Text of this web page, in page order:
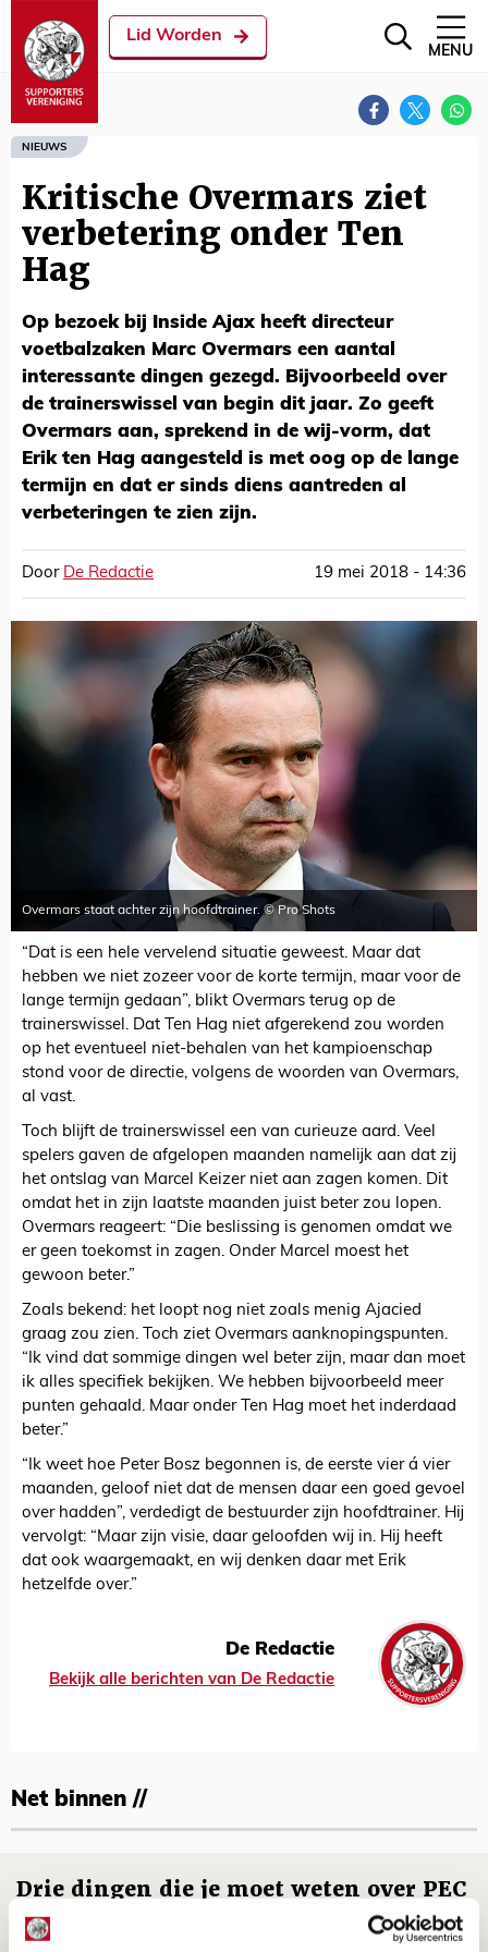
Lid Worden
MENU
NIEUWS
Kritische Overmars ziet
verbetering onder Ten
Hag
Op bezoek bij Inside Ajax heeft directeur
voetbalzaken Marc Overmars een aantal
interessante dingen gezegd. Bijvoorbeeld over
de trainerswissel van begin dit jaar. Zo geeft
Overmars aan, sprekend in de wij-vorm, dat
Erik ten Hag aangesteld is met oog op de lange
termijn en dat er sinds diens aantreden al
verbeteringen te zien zijn.
Door De Redactie 19 mei 2018 - 14:36
Overmars staat achter zijn hoofdtrainer. © Pro Shots
“Dat is een hele vervelend situatie geweest. Maar dat
hebben we niet zozeer voor de korte termijn, maar voor de
lange termijn gedaan”, blikt Overmars terug op de
trainerswissel. Dat Ten Hag niet afgerekend zou worden
op het eventueel niet-behalen van het kampioenschap
stond voor de directie, volgens de woorden van Overmars,
al vast.
Toch blijft de trainerswissel een van curieuze aard. Veel
spelers gaven de afgelopen maanden namelijk aan dat zij
het ontslag van Marcel Keizer niet aan zagen komen. Dit
omdat het in zijn laatste maanden juist beter zou lopen.
Overmars reageert: “Die beslissing is genomen omdat we
er geen toekomst in zagen. Onder Marcel moest het
gewoon beter.”
Zoals bekend: het loopt nog niet zoals menig Ajacied
graag zou zien. Toch ziet Overmars aanknopingspunten.
“Ik vind dat sommige dingen wel beter zijn, maar dan moet
ik alles specifiek bekijken. We hebben bijvoorbeeld meer
punten gehaald. Maar onder Ten Hag moet het inderdaad
beter.”
“Ik weet hoe Peter Bosz begonnen is, de eerste vier á vier
maanden, geloof niet dat de mensen daar een goed gevoel
over hadden”, verdedigt de bestuurder zijn hoofdtrainer. Hij
vervolgt: “Maar zijn visie, daar geloofden wij in. Hij heeft
dat ook waargemaakt, en wij denken daar met Erik
hetzelfde over.”
De Redactie
Bekijk alle berichten van De Redactie
Net binnen //
Drie dingen die je moet weten over PEC
Zwolle - Ajax